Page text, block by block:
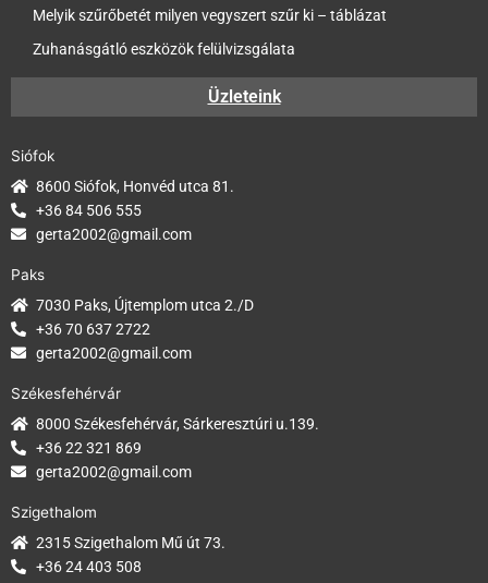
Melyik szűrőbetét milyen vegyszert szűr ki – táblázat
Zuhanásgátló eszközök felülvizsgálata
Üzleteink
Siófok
8600 Siófok, Honvéd utca 81.
+36 84 506 555
gerta2002@gmail.com
Paks
7030 Paks, Újtemplom utca 2./D
+36 70 637 2722
gerta2002@gmail.com
Székesfehérvár
8000 Székesfehérvár, Sárkeresztúri u.139.
+36 22 321 869
gerta2002@gmail.com
Szigethalom
2315 Szigethalom Mű út 73.
+36 24 403 508